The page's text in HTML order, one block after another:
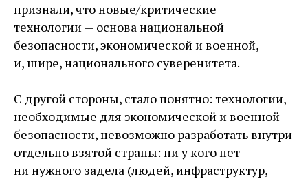
признали, что новые/критические
технологии — ​основа национальной
безопасности, экономической и военной,
и, шире, национального суверенитета.
С другой стороны, стало понятно: технологии,
необходимые для экономической и военной
безопасности, невозможно разработать внутри
отдельно взятой страны: ни у кого нет
ни нужного задела (людей, инфраструктур,